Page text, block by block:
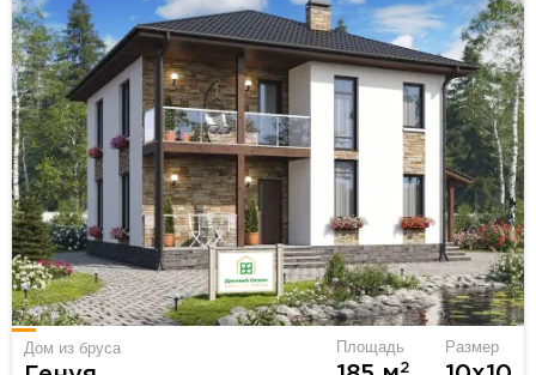
Дом из бруса Площадь
2
Размер